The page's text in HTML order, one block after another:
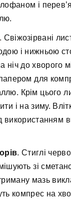
і
Свіжозірвані
і нижньою
ніч до хворого
для
Крім цього
і на зиму.
використанням
. Стиглі
зі
мазь
компрес на